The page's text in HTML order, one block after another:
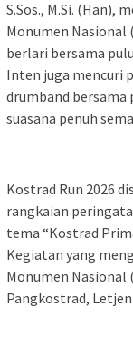
S.Sos., M.Si. (Han),
Monumen Nasional
berlari bersama
Inten juga mencuri
drumband bersama
suasana penuh
Kostrad Run 2026
rangkaian
tema “Kostrad
Kegiatan yang
Monumen Nasional
Pangkostrad,